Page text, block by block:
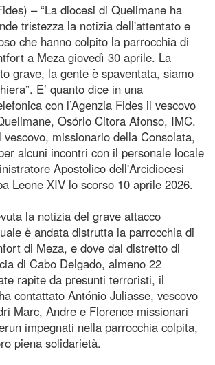
– “La diocesi di Quelimane ha
tristezza la notizia dell'attentato e
che hanno colpito la parrocchia di
a Meza giovedì 30 aprile. La
grave, la gente è spaventata, siamo
E’ quanto dice in una
con l’Agenzia Fides il vescovo
Osório Citora Afonso, IMC.
missionario della Consolata,
alcuni incontri con il personale locale
Apostolico dell'Arcidiocesi
Leone XIV lo scorso 10 aprile 2026.
la notizia del grave attacco
è andata distrutta la parrocchia di
di Meza, e dove dal distretto di
di Cabo Delgado, almeno 22
rapite da presunti terroristi, il
contattato António Juliasse, vescovo
Marc, Andre e Florence missionari
impegnati nella parrocchia colpita,
piena solidarietà.